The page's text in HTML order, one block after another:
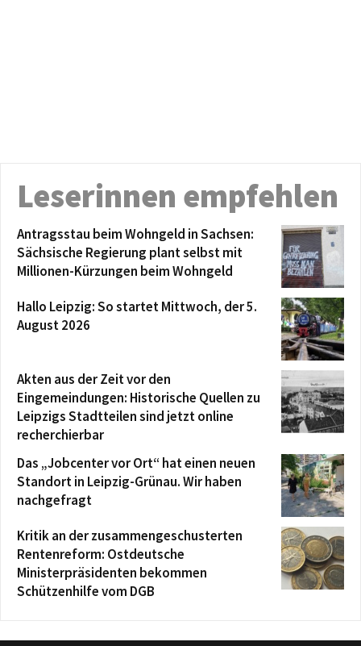
Leserinnen empfehlen
Antragsstau beim Wohngeld in Sachsen:
Sächsische Regierung plant selbst mit
Millionen-Kürzungen beim Wohngeld
Hallo Leipzig: So startet Mittwoch, der 5.
August 2026
Akten aus der Zeit vor den
Eingemeindungen: Historische Quellen zu
Leipzigs Stadtteilen sind jetzt online
recherchierbar
Das „Jobcenter vor Ort“ hat einen neuen
Standort in Leipzig-Grünau. Wir haben
nachgefragt
Kritik an der zusammengeschusterten
Rentenreform: Ostdeutsche
Ministerpräsidenten bekommen
Schützenhilfe vom DGB